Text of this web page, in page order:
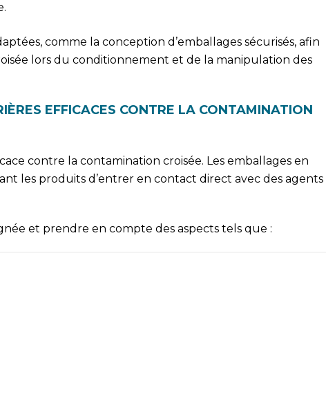
comme la conception d’emballages sécurisés, afin
lors du conditionnement et de la manipulation des
EFFICACES CONTRE LA CONTAMINATION
contre la contamination croisée. Les emballages en
les produits d’entrer en contact direct avec des agents
et prendre en compte des aspects tels que :